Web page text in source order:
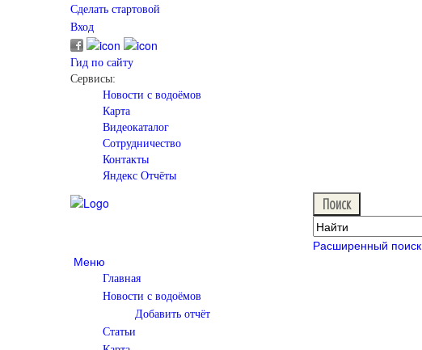
Сделать стартовой
Вход
Гид по сайту
Сервисы:
Новости с водоёмов
Карта
Видеокаталог
Сотрудничество
Контакты
Яндекс Отчёты
Расширенный поиск
Меню
Главная
Новости с водоёмов
Добавить отчёт
Статьи